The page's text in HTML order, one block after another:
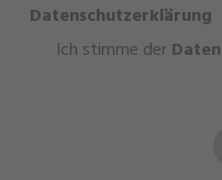
Datenschutzerklärung
Ich stimme der